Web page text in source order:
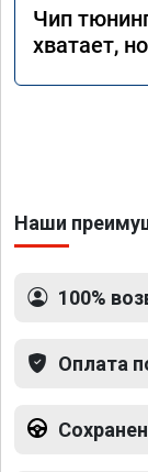
Чип
хватает,
Наши
100%
Оплата